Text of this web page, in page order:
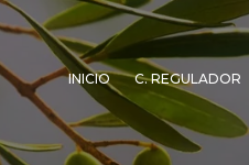
INICIO C. REGULADOR